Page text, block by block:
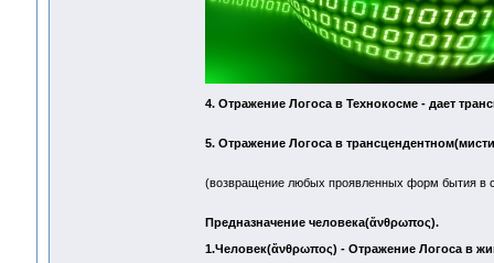
4. Отражение Логоса в Технокосме - дает
5. Отражение Логоса в
(возвращение любых проявленных форм бытия в
Предназначение человека(ἄνθρωπος).
1.Человек(ἄνθρωπος) - Отражение Логоса в